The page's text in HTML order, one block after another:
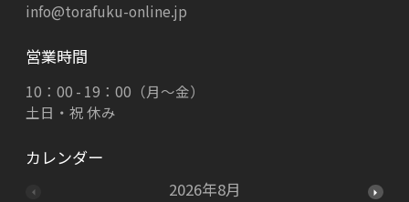
info@torafuku-online.jp
営業時間
10：00 - 19：00（月～金）
土日・祝 休み
カレンダー
2026年8月